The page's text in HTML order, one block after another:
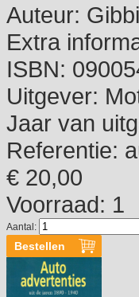
Auteur:
Extra
ISBN:
Uitgever:
Jaar van
Referentie:
€ 20,00
Voorraad: 1
Aantal: